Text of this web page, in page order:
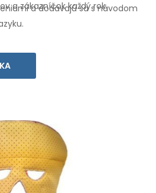
a zákazníčokkaždý rok.
a dodávajú sa s návodom